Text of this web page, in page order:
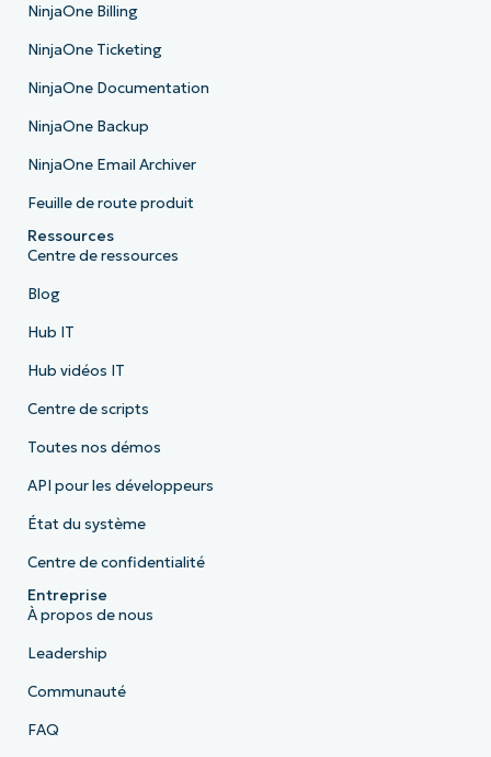
NinjaOne Billing
NinjaOne Ticketing
NinjaOne Documentation
NinjaOne Backup
NinjaOne Email Archiver
Feuille de route produit
Ressources
Centre de ressources
Blog
Hub IT
Hub vidéos IT
Centre de scripts
Toutes nos démos
API pour les développeurs
État du système
Centre de confidentialité
Entreprise
À propos de nous
Leadership
Communauté
FAQ